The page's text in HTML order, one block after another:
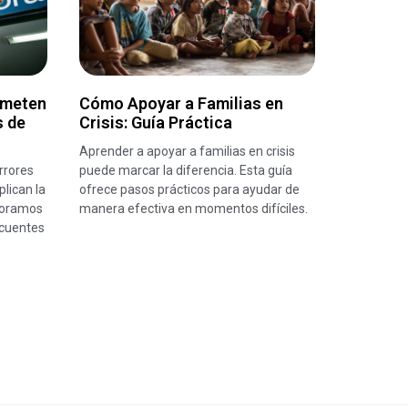
de
la
Cómo Apoyar a Familias en
Crisis: Guía Práctica
Aprender a apoyar a familias en crisis
puede marcar la diferencia. Esta guía
ofrece pasos prácticos para ayudar de
manera efectiva en momentos difíciles.